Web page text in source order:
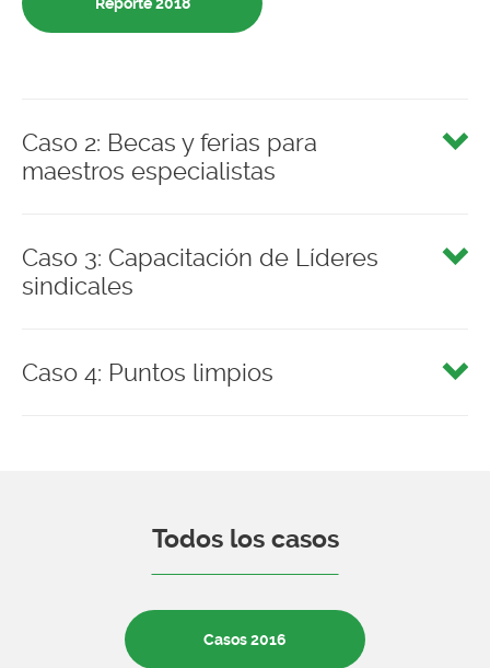
Reporte 2018
Caso 2: Becas y ferias para
maestros especialistas
Caso 3: Capacitación de Líderes
sindicales
Caso 4: Puntos limpios
Todos los casos
Casos 2016